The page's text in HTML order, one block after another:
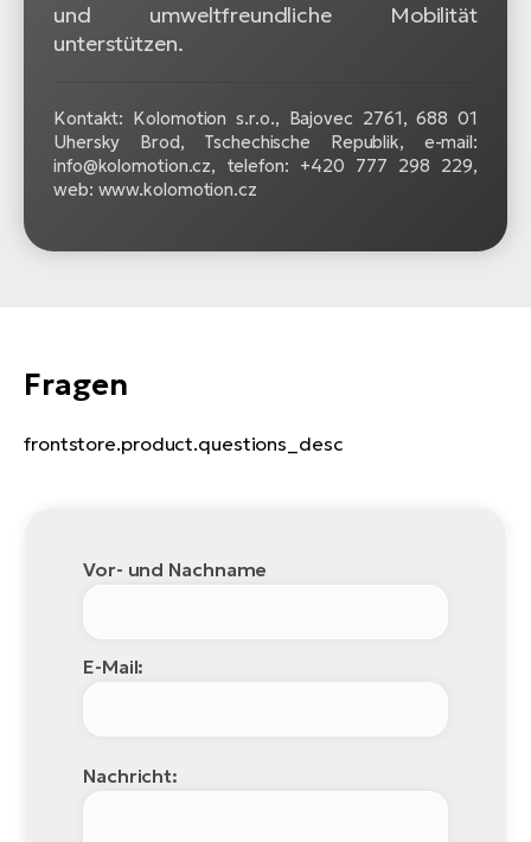
und umweltfreundliche Mobilität
unterstützen.
Kontakt: Kolomotion s.r.o., Bajovec 2761, 688 01
Uhersky Brod, Tschechische Republik, e-mail:
info@kolomotion.cz, telefon: +420 777 298 229,
web: www.kolomotion.cz
Fragen
frontstore.product.questions_desc
Vor- und Nachname
E-Mail:
Nachricht: